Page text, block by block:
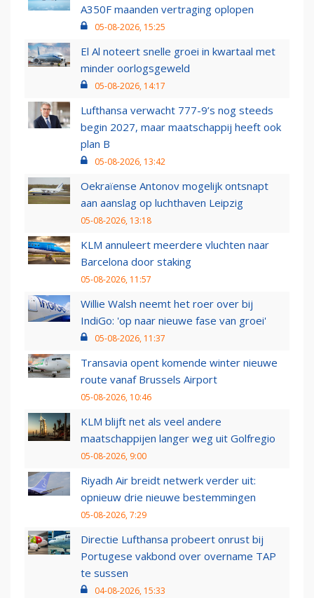
A350F maanden vertraging oplopen
05-08-2026, 15:25
El Al noteert snelle groei in kwartaal met
minder oorlogsgeweld
05-08-2026, 14:17
Lufthansa verwacht 777-9’s nog steeds
begin 2027, maar maatschappij heeft ook
plan B
05-08-2026, 13:42
Oekraïense Antonov mogelijk ontsnapt
aan aanslag op luchthaven Leipzig
05-08-2026, 13:18
KLM annuleert meerdere vluchten naar
Barcelona door staking
05-08-2026, 11:57
Willie Walsh neemt het roer over bij
IndiGo: 'op naar nieuwe fase van groei'
05-08-2026, 11:37
Transavia opent komende winter nieuwe
route vanaf Brussels Airport
05-08-2026, 10:46
KLM blijft net als veel andere
maatschappijen langer weg uit Golfregio
05-08-2026, 9:00
Riyadh Air breidt netwerk verder uit:
opnieuw drie nieuwe bestemmingen
05-08-2026, 7:29
Directie Lufthansa probeert onrust bij
Portugese vakbond over overname TAP
te sussen
04-08-2026, 15:33